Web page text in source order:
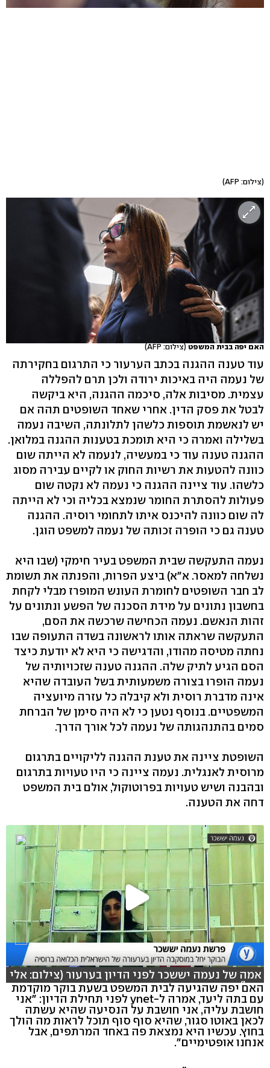
(צילום: AFP)
האם יפה בבית המשפט (צילום: AFP)
עוד טענה ההגנה בכתב הערעור כי התרגום בחקירתה
של נעמה היה באיכות ירודה ולכן תרם להפללה
עצמית. מסיבות אלה, סיכמה ההגנה, היא ביקשה
לבטל את פסק הדין. אחרי שאחד השופטים תהה אם
יש לנאשמת תוספות כלשהן לתלונתה, השיבה נעמה
בשלילה ואמרה כי היא תומכת בטענות ההגנה במלואן.
ההגנה טענה עוד כי במעשיה, לנעמה לא הייתה שום
כוונה להטעות את רשיות החוק או לקיים עבירה מסוג
כלשהו. עוד ציינה ההגנה כי נעמה לא נקטה שום
פעולות להסתרת החומר שנמצא בכליה וכי לא הייתה
לה שום כוונה להיכנס איתו לתחומי רוסיה. ההגנה
טענה גם כי הופרה זכותה של נעמה למשפט הוגן.
נעמה התעקשה שבית המשפט בעיר חימקי (שבו היא
נשלחה למאסר. א"א) ביצע הפרות, והפנתה את תשומת
לב חבר השופטים לחומרת העונש המופרז מבלי לקחת
בחשבון נתונים על מידת הסכנה של הפשע ונתונים על
זהות הנאשם. נעמה הכחישה שרכשה את הסם,
התעקשה שראתה אותו לראשונה בשדה התעופה שבו
נחתה מטיסה מהודו, והדגישה כי היא לא יודעת כיצד
הסם הגיע לתיק שלה. ההגנה טענה שזכויותיה של
נעמה הופרו בצורה משמעותית בשל העובדה שהיא
אינה מדברת רוסית ולא קיבלה כל עזרה מיועציה
המשפטיים. בנוסף נטען כי לא היה סימן של הברחת
סמים בהתנהגותה של נעמה לכל אורך הדרך.
השופטת ציינה את טענת ההגנה לליקויים בתרגום
מרוסית לאנגלית. נעמה ציינה כי היו טעויות בתרגום
ובהבנה ושיש טעויות בפרוטוקול, אולם בית המשפט
דחה את הטענה.
אמה של נעמה יששכר לפני הדיון בערעור (צילום: אלי
סגל)
האם יפה שהגיעה לבית המשפט בשעת בוקר מוקדמת
עם בתה ליעד, אמרה ל-ynet לפני תחילת הדיון: "אני
חושבת עליה, אני חושבת על הנסיעה שהיא עשתה
לכאן באוטו סגור, שהיא סוף סוף תוכל לראות מה הולך
בחוץ. עכשיו היא נמצאת פה באחד המרתפים, אבל
אנחנו אופטימיים".